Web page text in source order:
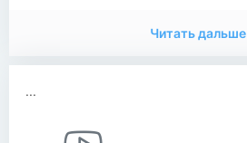
Читать дальше
...